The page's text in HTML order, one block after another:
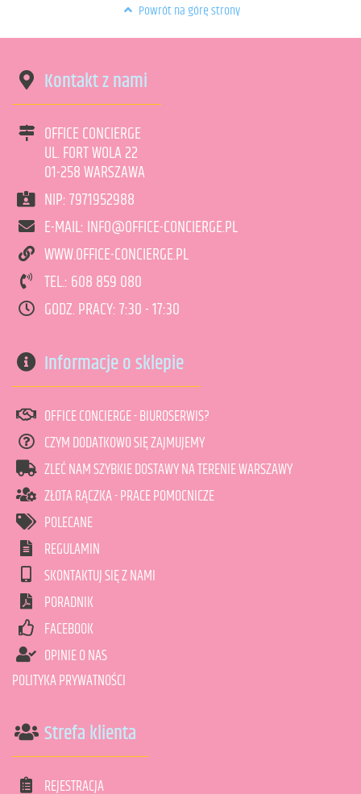
DODAJ DO KOSZYKA
Powrót na górę strony
Kontakt z nami
OFFICE CONCIERGE
UL. FORT WOLA 22
01-258 WARSZAWA
NIP: 7971952988
E-MAIL: INFO@OFFICE-CONCIERGE.PL
WWW.OFFICE-CONCIERGE.PL
TEL.: 608 859 080
GODZ. PRACY: 7:30 - 17:30
Informacje o sklepie
OFFICE CONCIERGE - BIUROSERWIS?
CZYM DODATKOWO SIĘ ZAJMUJEMY
ZLEĆ NAM SZYBKIE DOSTAWY NA TERENIE WARSZAWY
ZŁOTA RĄCZKA - PRACE POMOCNICZE
POLECANE
REGULAMIN
SKONTAKTUJ SIĘ Z NAMI
PORADNIK
FACEBOOK
OPINIE O NAS
POLITYKA PRYWATNOŚCI
Strefa klienta
REJESTRACJA